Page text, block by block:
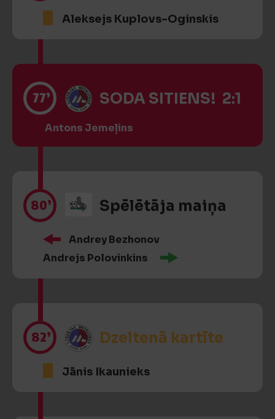
Aleksejs Kuplovs-Oginskis
77’ SODA SITIENS! 2:1
Antons Jemeļins
80’ Spēlētāja maiņa
Andrey Bezhonov
Andrejs Polovinkins
82’ Dzeltenā kartīte
Jānis Ikaunieks